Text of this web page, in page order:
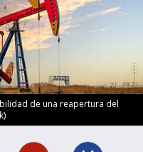
de una reapertura del